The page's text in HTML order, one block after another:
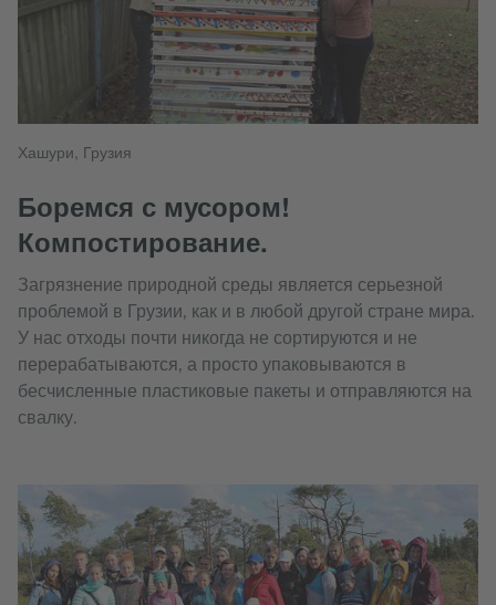
Хашури, Грузия
Боремся с мусором!
Компостирование.
Загрязнение природной среды является серьезной
проблемой в Грузии, как и в любой другой стране мира.
У нас отходы почти никогда не сортируются и не
перерабатываются, а просто упаковываются в
бесчисленные пластиковые пакеты и отправляются на
свалку.